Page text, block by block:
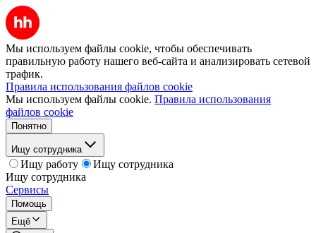
Мы используем файлы cookie, чтобы обеспечивать
правильную работу нашего веб-сайта и анализировать сетевой
трафик.
Правила использования файлов cookie
Мы используем файлы cookie. Правила использования
файлов cookie
Понятно
Ищу сотрудника
Ищу работу
Ищу сотрудника
Ищу сотрудника
Сервисы
Помощь
Ещё